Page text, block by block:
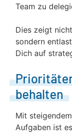
Team zu
Dies zeigt
sondern
Dich auf
behalten
Mit
Aufgaben ist